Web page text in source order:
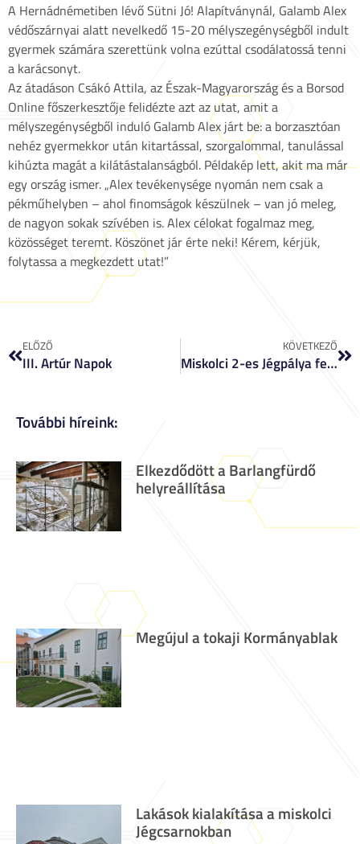
A Hernádnémetiben lévő Sütni Jó! Alapítványnál, Galamb Alex
védőszárnyai alatt nevelkedő 15-20 mélyszegénységből indult
gyermek számára szerettünk volna ezúttal csodálatossá tenni
a karácsonyt.
Az átadáson Csákó Attila, az Észak-Magyarország és a Borsod
Online főszerkesztője felidézte azt az utat, amit a
mélyszegénységből induló Galamb Alex járt be: a borzasztóan
nehéz gyermekkor után kitartással, szorgalommal, tanulással
kihúzta magát a kilátástalanságból. Példakép lett, akit ma már
egy ország ismer. „Alex tevékenysége nyomán nem csak a
pékműhelyben – ahol finomságok készülnek – van jó meleg,
de nagyon sokak szívében is. Alex célokat fogalmaz meg,
közösséget teremt. Köszönet jár érte neki! Kérem, kérjük,
folytassa a megkezdett utat!”
ELŐZŐ
III. Artúr Napok
KÖVETKEZŐ
Miskolci 2-es Jégpálya felújítása
További híreink:
Elkezdődött a Barlangfürdő
helyreállítása
Megújul a tokaji Kormányablak
Lakások kialakítása a miskolci
Jégcsarnokban